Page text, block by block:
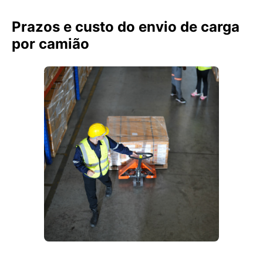
Prazos e custo do envio de carga
por camião